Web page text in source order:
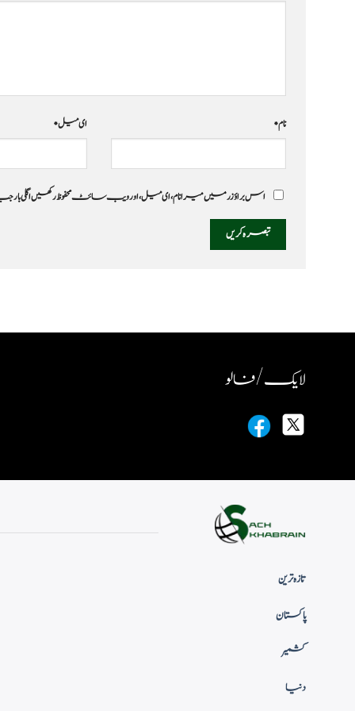
نام* ای میل*
اس براؤزر میں میرا نام، ای میل، اور ویب سائٹ محفوظ رکھیں اگلی
لایک / فالو
تازہ ترین
پاکستان
کشمیر
دنیا